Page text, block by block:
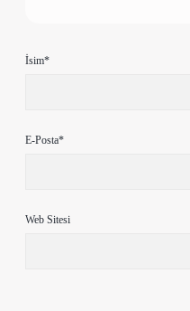
İsim*
E-Posta*
Web Sitesi